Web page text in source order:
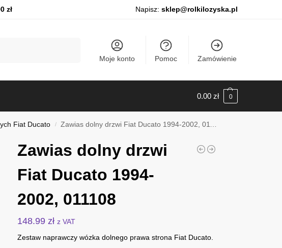
zł Napisz: sklep@rolkilozyska.pl
Moje konto Pomoc Zamówienie
0.00 zł 0
Fiat Ducato / Zawias dolny drzwi Fiat Ducato 1994-2002, 011108
Zawias dolny drzwi
Fiat Ducato 1994-
2002, 011108
148.99 zł z VAT
Zestaw naprawczy wózka dolnego prawa strona Fiat Ducato.